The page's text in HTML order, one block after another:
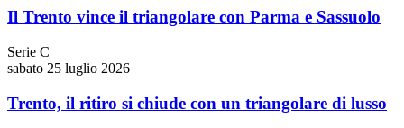
Il Trento vince il triangolare con Parma e Sassuolo
Serie C
sabato 25 luglio 2026
Trento, il ritiro si chiude con un triangolare di lusso